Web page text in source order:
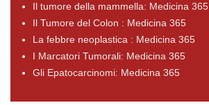
Il tumore della mammella: Medicina 365
Il Tumore del Colon : Medicina 365
La febbre neoplastica : Medicina 365
I Marcatori Tumorali: Medicina 365
Gli Epatocarcinomi: Medicina 365